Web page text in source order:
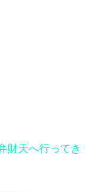
財天へ行ってき